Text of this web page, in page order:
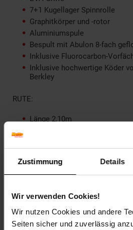
Zustimmung Details
Wir verwenden Cookies!
Wir nutzen Cookies und andere
Seiten sicher und zuverlässig
7+1 Kugellager Spinnrolle
Graphitkörper und -rotor
Aluminiumspule
Bespult mit Abulon 8-fach
Inklusive Fluorocarbon-
Inklusive hochwertige Köder
Berkley
RUTE:
Länge 2,10m
Aktion Fast
Power Medium Light
ROLLE:
Größe 2000